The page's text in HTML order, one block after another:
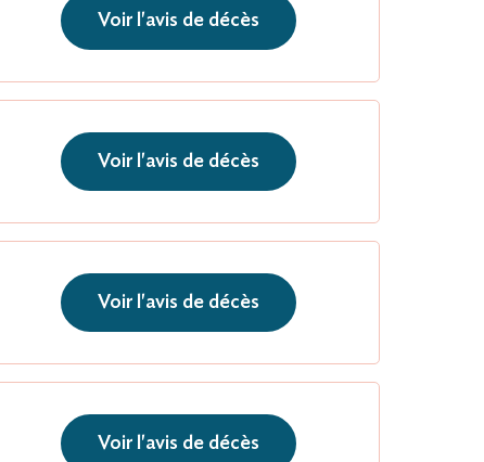
Voir l'avis de décès
Voir l'avis de décès
Voir l'avis de décès
Voir l'avis de décès